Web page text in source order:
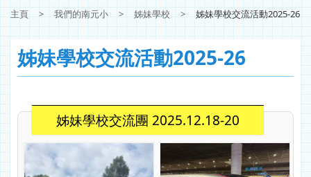
主頁 > 我們的南元小 > 姊妹學校 > 姊妹學校交流活動2025-26
姊妹學校交流活動2025-26
姊妹學校交流團 2025.12.18-20